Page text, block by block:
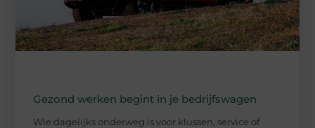
Gezond werken begint in je bedrijfswagen
Wie dagelijks onderweg is voor klussen, service of